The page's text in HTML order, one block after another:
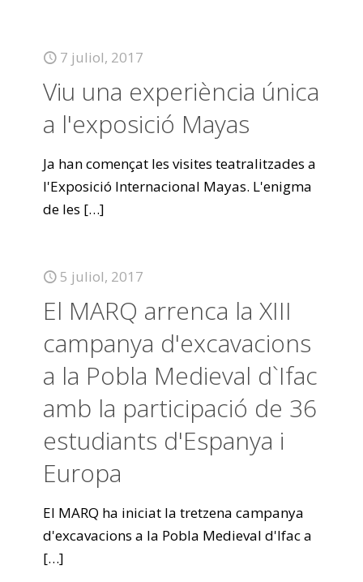
7 juliol, 2017
Viu una experiència única
a l'exposició Mayas
Ja han començat les visites teatralitzades a
l'Exposició Internacional Mayas. L'enigma
de les […]
5 juliol, 2017
El MARQ arrenca la XIII
campanya d'excavacions
a la Pobla Medieval d`Ifac
amb la participació de 36
estudiants d'Espanya i
Europa
El MARQ ha iniciat la tretzena campanya
d'excavacions a la Pobla Medieval d'Ifac a
[…]